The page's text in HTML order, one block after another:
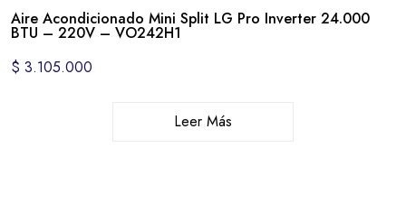
Aire Acondicionado Mini Split LG Pro Inverter 24.000
BTU – 220V – VO242H1
$ 3.105.000
Leer Más